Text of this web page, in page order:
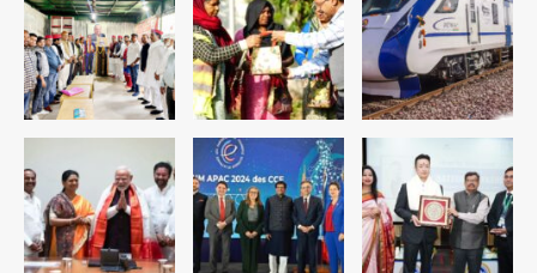
4
डबल मर्डर का मुख्य साजिशकर्ता क्राइम ब्रांच
के हत्थे
Team JHJ
रोहित चौधरी गैंग का कुख्यात बदमाश राजस्थान
से गिरफ्तार